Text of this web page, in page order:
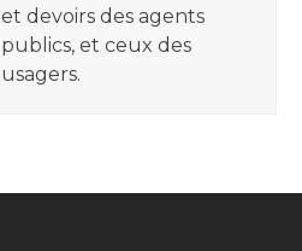
et devoirs des agents
publics, et ceux des
usagers.